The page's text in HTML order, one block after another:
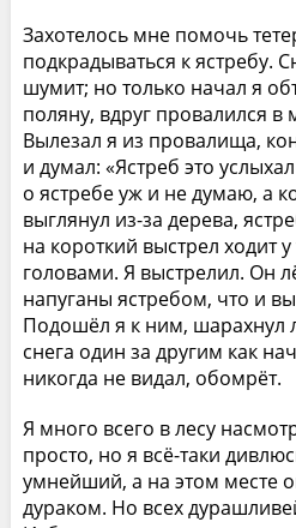
Захотелось мне помочь
подкрадываться к ястребу.
шумит; но только начал я
поляну, вдруг провалился
Вылезал я из провалища,
и думал: «Ястреб это
о ястребе уж и не думаю, а
выглянул из-за дерева,
на короткий выстрел ходит
головами. Я выстрелил. Он
напуганы ястребом, что и
Подошёл я к ним, шарахнул
снега один за другим как
никогда не видал, обомрёт.
Я много всего в лесу
просто, но я всё-таки
умнейший, а на этом месте
дураком. Но всех